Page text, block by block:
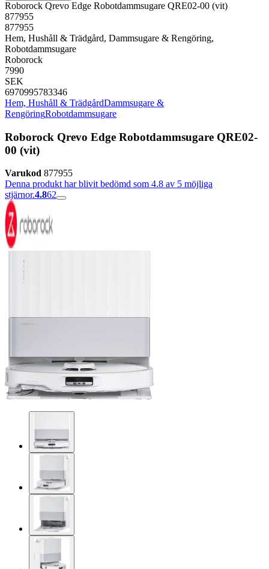
Roborock Qrevo Edge Robotdammsugare QRE02-00 (vit)
877955
877955
Hem, Hushåll & Trädgård, Dammsugare & Rengöring,
Robotdammsugare
Roborock
7990
SEK
6970995783346
Hem, Hushåll & TrädgårdDammsugare &
RengöringRobotdammsugare
Roborock Qrevo Edge Robotdammsugare QRE02-
00 (vit)
Varukod 877955
Denna produkt har blivit bedömd som 4.8 av 5 möjliga
stjärnor.4.862